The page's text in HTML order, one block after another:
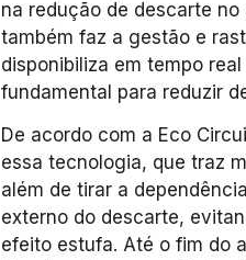
na redução de descarte
também faz a gestão e
disponibiliza em tempo
fundamental para reduzir
De acordo com a Eco
essa tecnologia, que traz
além de tirar a
externo do descarte,
efeito estufa. Até o fim do